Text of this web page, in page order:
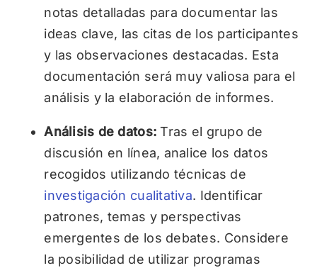
notas detalladas para documentar las
ideas clave, las citas de los participantes
y las observaciones destacadas. Esta
documentación será muy valiosa para el
análisis y la elaboración de informes.
Análisis de datos: Tras el grupo de
discusión en línea, analice los datos
recogidos utilizando técnicas de
investigación cualitativa. Identificar
patrones, temas y perspectivas
emergentes de los debates. Considere
la posibilidad de utilizar programas